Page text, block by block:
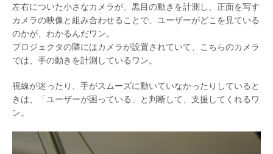
左右についた小さなカメラが、黒目の動きを計測し、正面を写す
カメラの映像と組み合わせることで、ユーザーがどこを見ている
のかが、わかるんだワン。
プロジェクタの隣にはカメラが設置されていて、こちらのカメラ
では、手の動きを計測しているワン。
視線が迷ったり、手がスムーズに動いていなかったりしていると
きは、「ユーザーが困っている」と判断して、支援してくれるワ
ン。